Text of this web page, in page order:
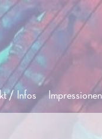
/ Infos Impressionen